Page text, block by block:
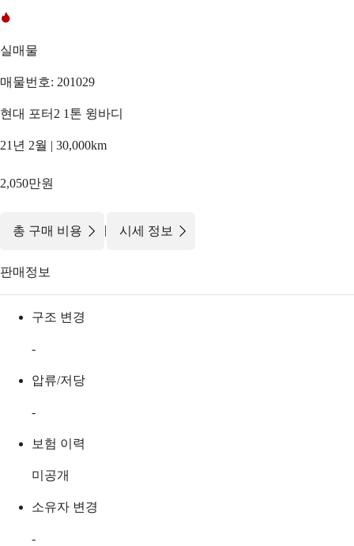
실매물
매물번호: 201029
현대 포터2 1톤 윙바디
21년 2월 | 30,000km
2,050만원
총 구매 비용 | 시세 정보
판매정보
구조 변경
-
압류/저당
-
보험 이력
미공개
소유자 변경
-